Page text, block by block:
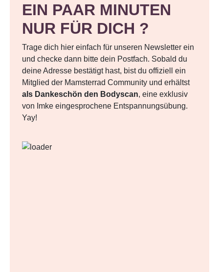
EIN PAAR MINUTEN
NUR FÜR DICH ?
Trage dich hier einfach für unseren Newsletter ein
und checke dann bitte dein Postfach. Sobald du
deine Adresse bestätigt hast, bist du offiziell ein
Mitglied der Mamsterrad Community und erhältst
als Dankeschön den Bodyscan, eine exklusiv
von Imke eingesprochene Entspannungsübung.
Yay!